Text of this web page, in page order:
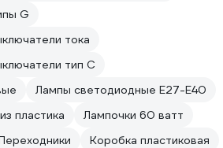
G
тока
тип C
Лампы светодиодные E27-E40
пластика
Лампочки 60 ватт
Коробка пластиковая